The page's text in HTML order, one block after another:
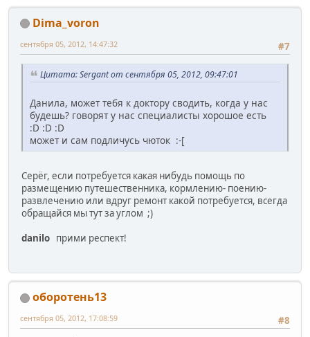
Dima_voron
#7
сентября 05, 2012, 14:47:32
Цитата: Sergant от сентября 05, 2012, 09:47:01
Данила, может тебя к доктору сводить, когда у нас
будешь? говорят у нас специалисты хорошое есть
:D :D :D
может и сам подличусь чюток :-[
Серёг, если потребуется какая нибудь помощь по
размещению путешественника, кормлению- поению-
развлечению или вдруг ремонт какой потребуется, всегда
обращайся мы тут за углом ;)
danilo прими респект!
оборотень13
#8
сентября 05, 2012, 17:08:59